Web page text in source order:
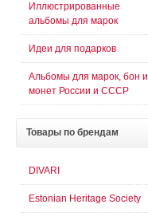
Иллюстрированные
альбомы для марок
Идеи для подарков
Альбомы для марок, бон и
монет России и СССР
Товары по брендам
DIVARI
Estonian Heritage Society